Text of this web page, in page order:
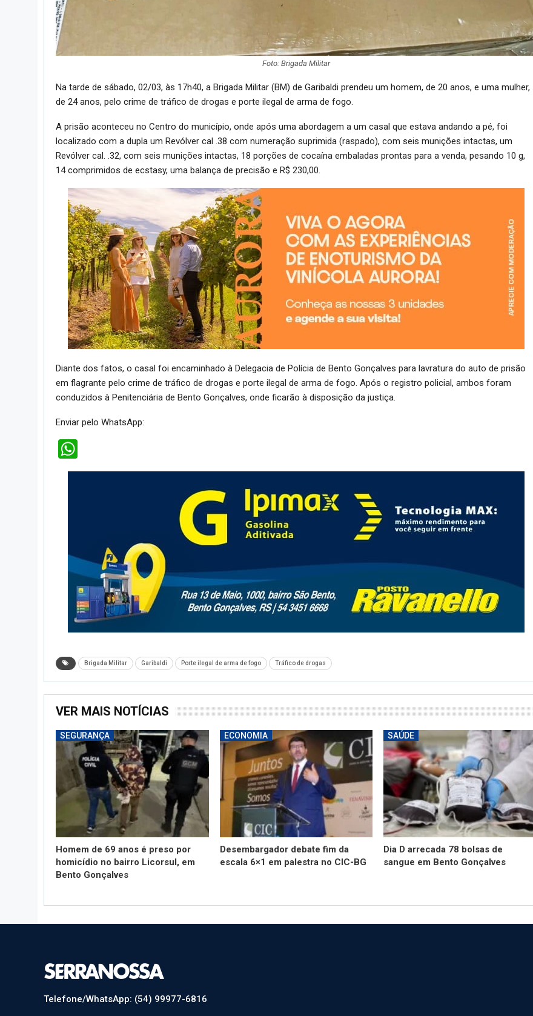
Foto: Brigada Militar
Na tarde de sábado, 02/03, às 17h40, a Brigada Militar (BM) de Garibaldi prendeu um homem, de 20 anos, e uma mulher,
de 24 anos, pelo crime de tráfico de drogas e porte ilegal de arma de fogo.
A prisão aconteceu no Centro do município, onde após uma abordagem a um casal que estava andando a pé, foi
localizado com a dupla um Revólver cal .38 com numeração suprimida (raspado), com seis munições intactas, um
Revólver cal. .32, com seis munições intactas, 18 porções de cocaína embaladas prontas para a venda, pesando 10 g,
14 comprimidos de ecstasy, uma balança de precisão e R$ 230,00.
Diante dos fatos, o casal foi encaminhado à Delegacia de Polícia de Bento Gonçalves para lavratura do auto de prisão
em flagrante pelo crime de tráfico de drogas e porte ilegal de arma de fogo. Após o registro policial, ambos foram
conduzidos à Penitenciária de Bento Gonçalves, onde ficarão à disposição da justiça.
Enviar pelo WhatsApp:
Brigada Militar Garibaldi Porte ilegal de arma de fogo Tráfico de drogas
VER MAIS NOTÍCIAS
SEGURANÇA
Homem de 69 anos é preso por
homicídio no bairro Licorsul, em
Bento Gonçalves
ECONOMIA
Desembargador debate fim da
escala 6×1 em palestra no CIC-BG
SAÚDE
Dia D arrecada 78 bolsas de
sangue em Bento Gonçalves
Telefone/WhatsApp: (54) 99977-6816